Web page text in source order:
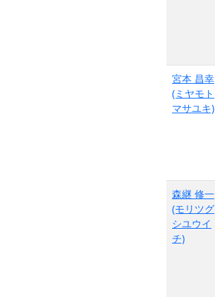
宮本 昌幸
(ミヤモト
マサユキ)
森継 修一
(モリツグ
シユウイ
チ)